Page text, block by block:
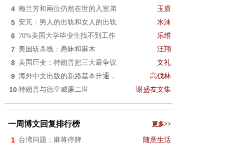
4 梅兰芳和兩位仍然在世的入室弟 玉质
5 安芃：男人的出轨和女人的出轨 水沫
6 70%美国大学毕业生找不到工作 乐维
7 美国斩杀线：愚昧和麻木 汪翔
8 美国巨变：特朗普把三大最争议 文礼
9 海外中文出版的新路基本开通， 高伐林
10 特朗普与德皇威廉二世 谢盛友文集
一周博文回复排行榜 更多>>
1 台湾问题：麻将停牌 随意生活